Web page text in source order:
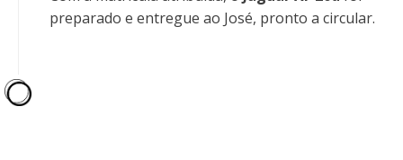
preparado e entregue ao José, pronto a circular.